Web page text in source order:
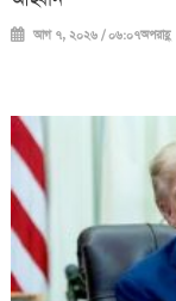
আগ ৭, ২০২৬ / ০৬:০৭অপরাহ্ণ